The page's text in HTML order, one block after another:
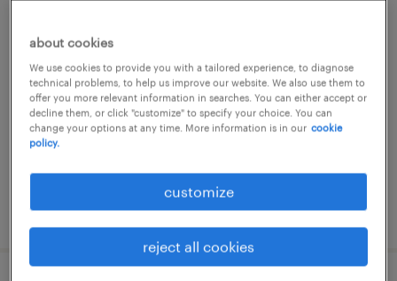
金属・非金属のマシンオペレーター、組
立・部品加工、検品
新潟県阿賀野市, 新潟県
temp to perm
¥1300.00 per hour
posted 12 may 2026
about cookies
We use cookies to provide you with a tailored experience, to diagnose
technical problems, to help us improve our website. We also use them to
offer you more relevant information in searches. You can either accept or
decline them, or click "customize" to specify your choice. You can
change your options at any time. More information is in our cookie
policy.
customize
reject all cookies